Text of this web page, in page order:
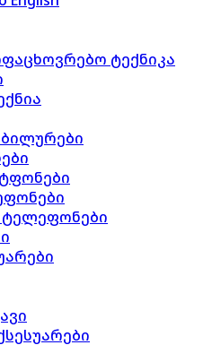
ტექნიკა
ტელეფონები